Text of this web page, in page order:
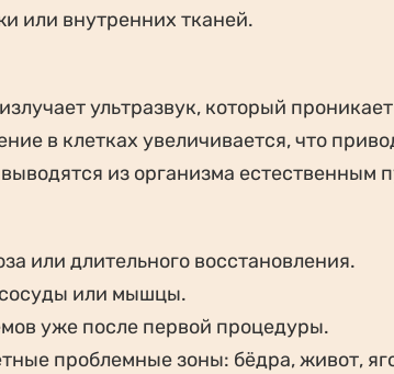
или внутренних тканей.
ультразвук, который
в клетках увеличивается, что
из организма естественным
или длительного восстановления.
сосуды или мышцы.
уже после первой процедуры.
проблемные зоны: бёдра, живот,